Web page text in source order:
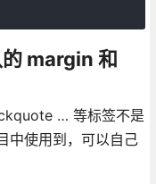
margin 和
… 等标签不是
中使用到，可以自己